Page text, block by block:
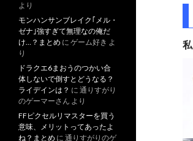
私
より
モンハンサンブレイク｢メル・
ゼナ｣強すぎて無理なの俺だ
け…？まとめ に ゲーム好き よ
り
ドラクエ6まおうのつかい合
体しないで倒すとどうなる？
ライデインは？ に 通りすがり
のゲーマーさん より
FFピクセルリマスターを買う
意味、メリットってあったよ
ね？まとめ に 通りすがりのゲ